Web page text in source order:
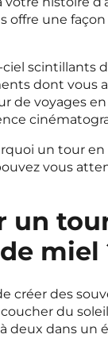
offre une
scintillants
dont vous
de voyages
un tour
vous
un
miel
créer des
du
à deux dans